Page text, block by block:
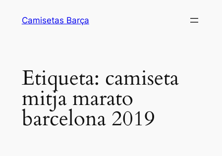
Camisetas Barça
Etiqueta: camiseta
mitja marato
barcelona 2019